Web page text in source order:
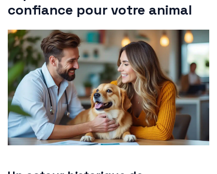
confiance pour votre animal